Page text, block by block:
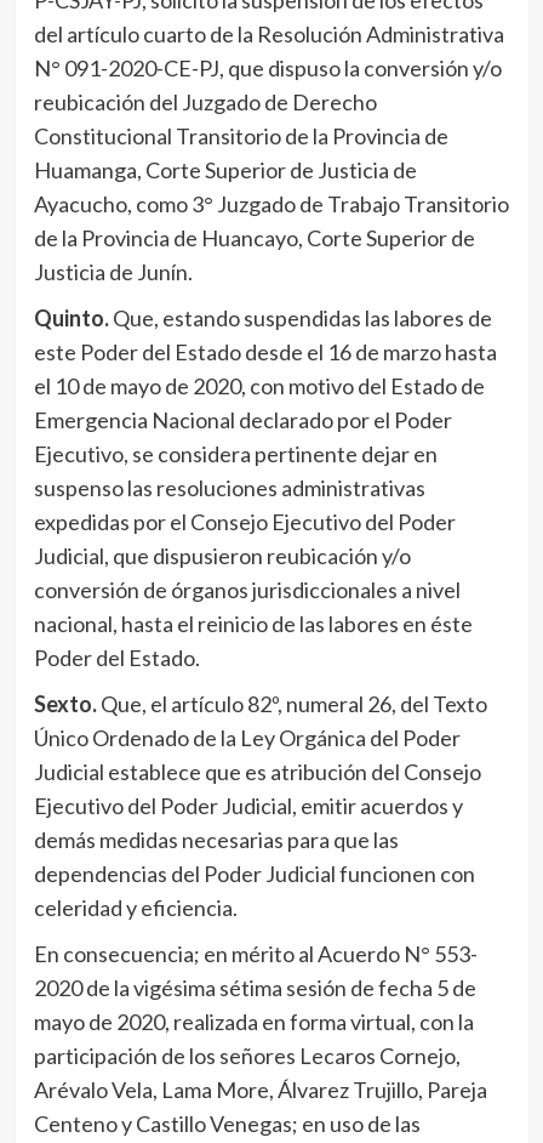
del artículo cuarto de la Resolución Administrativa
N° 091-2020-CE-PJ, que dispuso la conversión y/o
reubicación del Juzgado de Derecho
Constitucional Transitorio de la Provincia de
Huamanga, Corte Superior de Justicia de
Ayacucho, como 3° Juzgado de Trabajo Transitorio
de la Provincia de Huancayo, Corte Superior de
Justicia de Junín.
Quinto.Que, estando suspendidas las labores de
este Poder del Estado desde el 16 de marzo hasta
el 10 de mayo de 2020, con motivo del Estado de
Emergencia Nacional declarado por el Poder
Ejecutivo, se considera pertinente dejar en
suspenso las resoluciones administrativas
expedidas por el Consejo Ejecutivo del Poder
Judicial, que dispusieron reubicación y/o
conversión de órganos jurisdiccionales a nivel
nacional, hasta el reinicio de las labores en éste
Poder del Estado.
Sexto.Que, el artículo 82º, numeral 26, del Texto
Único Ordenado de la Ley Orgánica del Poder
Judicial establece que es atribución del Consejo
Ejecutivo del Poder Judicial, emitir acuerdos y
demás medidas necesarias para que las
dependencias del Poder Judicial funcionen con
celeridad y eficiencia.
En consecuencia; en mérito al Acuerdo N° 553-
2020 de la vigésima sétima sesión de fecha 5 de
mayo de 2020, realizada en forma virtual, con la
participación de los señores Lecaros Cornejo,
Arévalo Vela, Lama More, Álvarez Trujillo, Pareja
Centeno y Castillo Venegas; en uso de las